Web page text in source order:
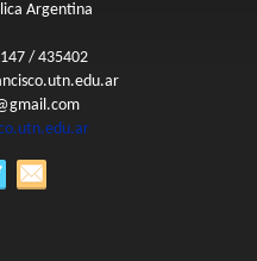
Argentina
/ 435402